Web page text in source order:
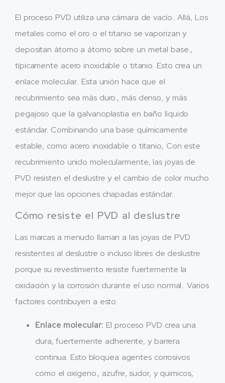
El proceso PVD utiliza una cámara de vacío.. Allá, Los
metales como el oro o el titanio se vaporizan y
depositan átomo a átomo sobre un metal base.,
típicamente acero inoxidable o titanio. Esto crea un
enlace molecular.. Esta unión hace que el
recubrimiento sea más duro., más denso, y más
pegajoso que la galvanoplastia en baño líquido
estándar. Combinando una base químicamente
estable, como acero inoxidable o titanio, Con este
recubrimiento unido molecularmente, las joyas de
PVD resisten el deslustre y el cambio de color mucho
mejor que las opciones chapadas estándar..
Cómo resiste el PVD al deslustre
Las marcas a menudo llaman a las joyas de PVD
resistentes al deslustre o incluso libres de deslustre
porque su revestimiento resiste fuertemente la
oxidación y la corrosión durante el uso normal.. Varios
factores contribuyen a esto:
Enlace molecular: El proceso PVD crea una
dura, fuertemente adherente, y barrera
continua. Esto bloquea agentes corrosivos
como el oxígeno., azufre, sudor, y quimicos,